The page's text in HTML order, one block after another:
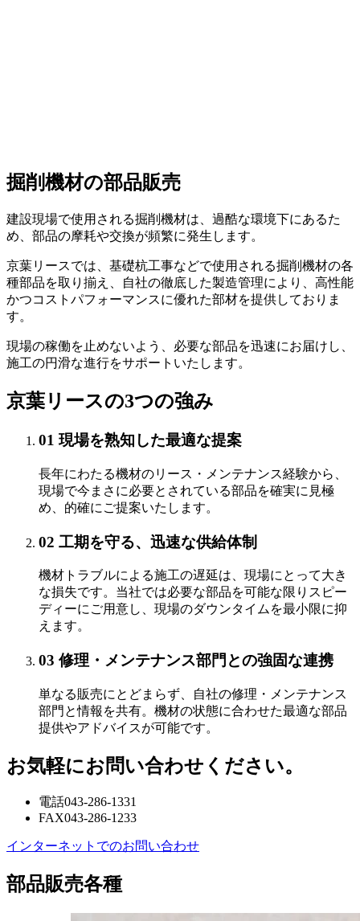
掘削機材の部品販売
建設現場で使用される掘削機材は、過酷な環境下にあるた
め、部品の摩耗や交換が頻繁に発生します。
京葉リースでは、基礎杭工事などで使用される掘削機材の各
種部品を取り揃え、自社の徹底した製造管理により、高性能
かつコストパフォーマンスに優れた部材を提供しておりま
す。
現場の稼働を止めないよう、必要な部品を迅速にお届けし、
施工の円滑な進行をサポートいたします。
京葉リースの3つの強み
01 現場を熟知した最適な提案
長年にわたる機材のリース・メンテナンス経験から、
現場で今まさに必要とされている部品を確実に見極
め、的確にご提案いたします。
02 工期を守る、迅速な供給体制
機材トラブルによる施工の遅延は、現場にとって大き
な損失です。当社では必要な部品を可能な限りスピー
ディーにご用意し、現場のダウンタイムを最小限に抑
えます。
03 修理・メンテナンス部門との強固な連携
単なる販売にとどまらず、自社の修理・メンテナンス
部門と情報を共有。機材の状態に合わせた最適な部品
提供やアドバイスが可能です。
お気軽にお問い合わせください。
電話043-286-1331
FAX043-286-1233
インターネットでのお問い合わせ
部品販売各種